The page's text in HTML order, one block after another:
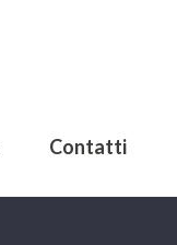
Contatti